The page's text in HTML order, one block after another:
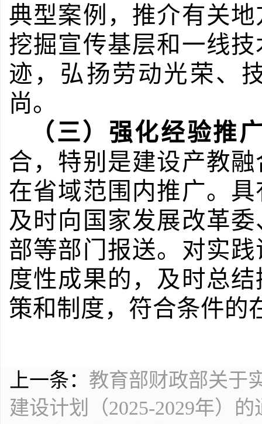
典型案例，推介有关
挖掘宣传基层和一线
迹，弘扬劳动光荣、
尚。
（三）强化经验推
合，特别是建设产教
在省域范围内推广。
及时向国家发展改革
部等部门报送。对实
度性成果的，及时总
策和制度，符合条件的
上一条： 教育部财政部关于
建设计划（2025-2029年）的